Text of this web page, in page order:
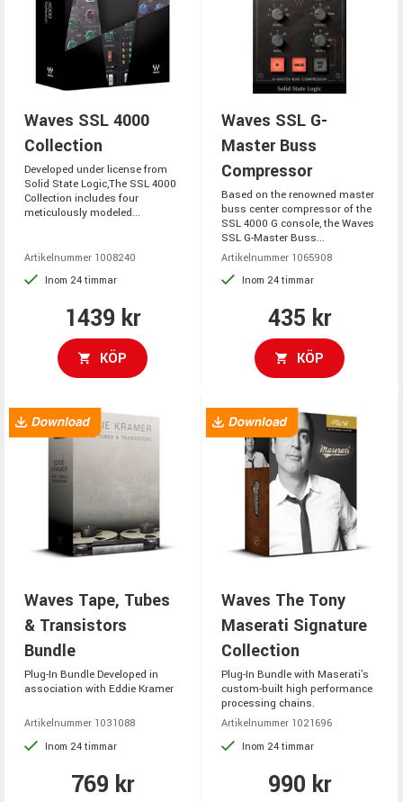
Waves SSL 4000
Collection
Developed under license from
Solid State Logic,The SSL 4000
Collection includes four
meticulously modeled...
Artikelnummer 1008240
Inom 24 timmar
1439 kr
KÖP
Waves SSL G-
Master Buss
Compressor
Based on the renowned master
buss center compressor of the
SSL 4000 G console, the Waves
SSL G-Master Buss...
Artikelnummer 1065908
Inom 24 timmar
435 kr
KÖP
Waves Tape, Tubes
& Transistors
Bundle
Plug-In Bundle Developed in
association with Eddie Kramer
Artikelnummer 1031088
Inom 24 timmar
769 kr
Waves The Tony
Maserati Signature
Collection
Plug-In Bundle with Maserati's
custom-built high performance
processing chains.
Artikelnummer 1021696
Inom 24 timmar
990 kr